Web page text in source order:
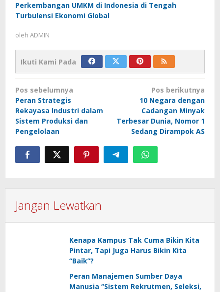
Perkembangan UMKM di Indonesia di Tengah
Turbulensi Ekonomi Global
oleh ADMIN
Ikuti Kami Pada
Navigasi
pos
Pos sebelumnya
Peran Strategis
Rekayasa Industri dalam
Sistem Produksi dan
Pengelolaan
Pos berikutnya
10 Negara dengan
Cadangan Minyak
Terbesar Dunia, Nomor 1
Sedang Dirampok AS
Jangan Lewatkan
Kenapa Kampus Tak Cuma Bikin Kita
Pintar, Tapi Juga Harus Bikin Kita
“Baik”?
Peran Manajemen Sumber Daya
Manusia “Sistem Rekrutmen, Seleksi,